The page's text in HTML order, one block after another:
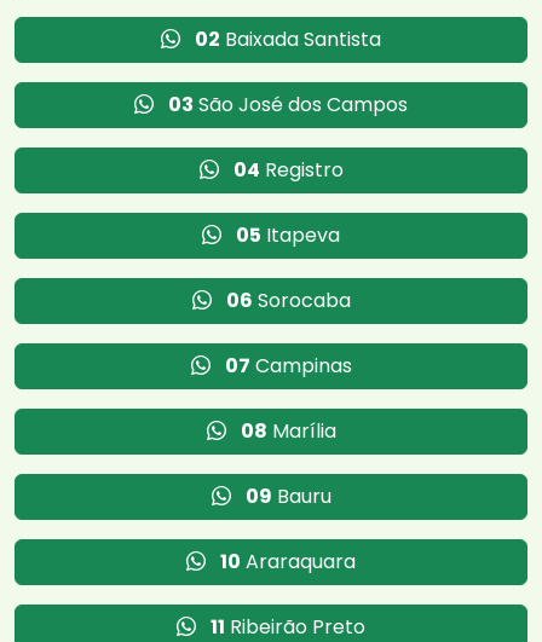
02 Baixada Santista
03 São José dos Campos
04 Registro
05 Itapeva
06 Sorocaba
07 Campinas
08 Marília
09 Bauru
10 Araraquara
11 Ribeirão Preto